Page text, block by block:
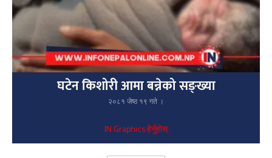
घटेन किशोरी आमा बन्नेको सङ्ख्या
२०८१ जेष्ठ १९ गते ।
IN Graphics हेर्नुहोस्